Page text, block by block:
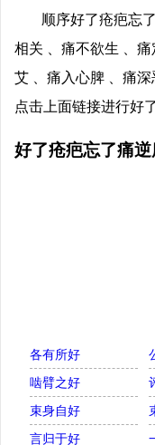
顺序好了疮疤忘
相关 、痛不欲生 、
艾 、痛入心脾 、痛
点击上面链接进行好
好了疮疤忘了痛
各有所好
啮臂之好
束身自好
言归于好